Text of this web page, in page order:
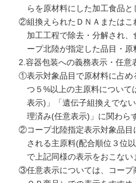
らを原材料にした加工食品と
②組換えられたＤＮＡまたはこ
加工工程で除去・分解され
ープ北陸が指定した品目・
2.容器包装への義務表示・任意
①表示対象品目で原材料に占め
つ５%以上の主原料について
表示)」「遺伝子組換えでな
理済み(任意表示)」に関わら
②コープ北陸指定表示対象品目
される主原料(配合順位３位
で上記同様の表示をおこない
③任意表示については、コープ